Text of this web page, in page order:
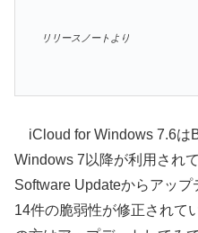
リリースノートより
iCloud for Windows 7.6は
Windows 7以降が利用され
Software Updateからアッ
14件の脆弱性が修正されて